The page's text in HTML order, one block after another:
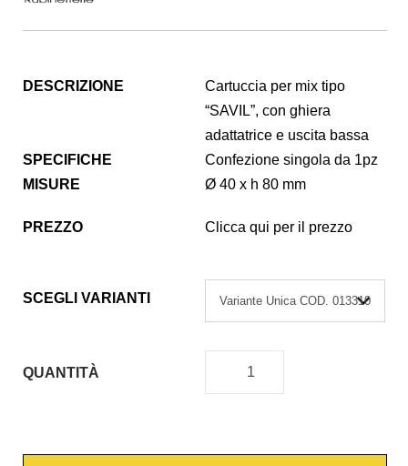
DESCRIZIONE
Cartuccia per mix tipo
“SAVIL”, con ghiera
adattatrice e uscita bassa
SPECIFICHE
Confezione singola da 1pz
MISURE
Ø 40 x h 80 mm
PREZZO Clicca qui per il prezzo
SCEGLI VARIANTI
QUANTITÀ
C
T